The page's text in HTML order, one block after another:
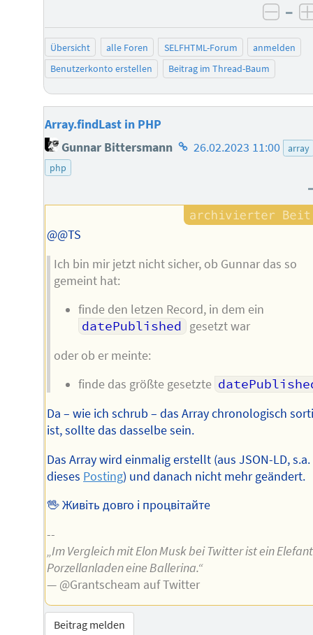
–
Übersicht alle Foren SELFHTML-Forum
anmelden
Benutzerkonto erstellen
Beitrag im Thread-Baum
Array.findLast in PHP
Gunnar Bittersmann Homepage
26.02.2023 11:00
array
php
@@TS
Ich bin mir jetzt nicht sicher, ob Gunnar das so
gemeint hat:
finde den letzen Record, in dem ein
datePublished gesetzt war
oder ob er meinte:
finde das größte gesetzte
Da – wie ich schrub – das Array chronologisch
ist, sollte das dasselbe sein.
Das Array wird einmalig erstellt (aus JSON-LD, s.a.
dieses Posting) und danach nicht mehr geändert.
🖖 Живіть довго і процвітайте
--
„Im Vergleich mit Elon Musk bei Twitter ist ein
Porzellanladen eine Ballerina.“
— @Grantscheam auf Twitter
Beitrag melden